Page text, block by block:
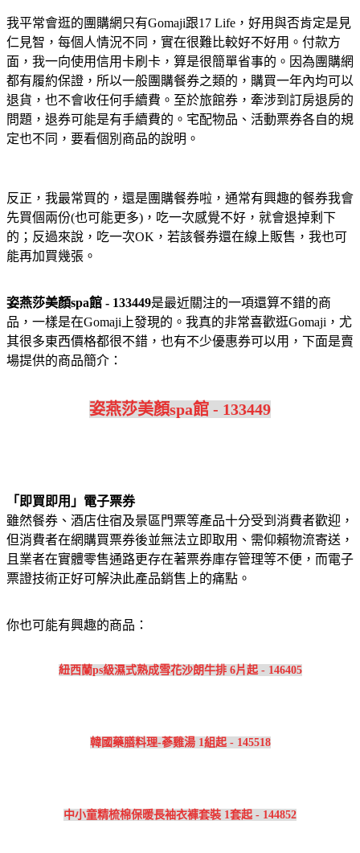
我平常會逛的團購網只有Gomaji跟17 Life，好用與否肯定是見
仁見智，每個人情況不同，實在很難比較好不好用。付款方
面，我一向使用信用卡刷卡，算是很簡單省事的。因為團購網
都有履約保證，所以一般團購餐券之類的，購買一年內均可以
退貨，也不會收任何手續費。至於旅館券，牽涉到訂房退房的
問題，退券可能是有手續費的。宅配物品、活動票券各自的規
定也不同，要看個別商品的說明。
反正，我最常買的，還是團購餐券啦，通常有興趣的餐券我會
先買個兩份(也可能更多)，吃一次感覺不好，就會退掉剩下
的；反過來說，吃一次OK，若該餐券還在線上販售，我也可
能再加買幾張。
姿燕莎美顏spa館 - 133449是最近關注的一項還算不錯的商
品，一樣是在Gomaji上發現的。我真的非常喜歡逛Gomaji，尤
其很多東西價格都很不錯，也有不少優惠券可以用，下面是賣
場提供的商品簡介：
姿燕莎美顏spa館 - 133449
「即買即用」電子票券
雖然餐券、酒店住宿及景區門票等產品十分受到消費者歡迎，
但消費者在網購買票券後並無法立即取用、需仰賴物流寄送，
且業者在實體零售通路更存在著票券庫存管理等不便，而電子
票證技術正好可解決此產品銷售上的痛點。
你也可能有興趣的商品：
紐西蘭ps級濕式熟成雪花沙朗牛排 6片起 - 146405
韓國藥膳料理-蔘雞湯 1組起 - 145518
中小童精梳棉保暖長袖衣褲套裝 1套起 - 144852